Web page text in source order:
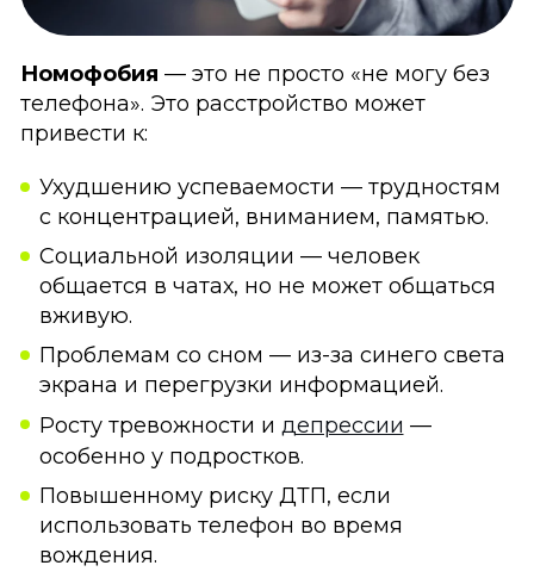
Номофобия — это не просто «не могу без
телефона». Это расстройство может
привести к:
Ухудшению успеваемости — трудностям
с концентрацией, вниманием, памятью.
Социальной изоляции — человек
общается в чатах, но не может общаться
вживую.
Проблемам со сном — из-за синего света
экрана и перегрузки информацией.
Росту тревожности и депрессии —
особенно у подростков.
Повышенному риску ДТП, если
использовать телефон во время
вождения.